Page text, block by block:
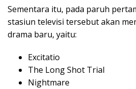
Sementara itu, pada paruh
stasiun televisi tersebut akan
drama baru, yaitu:
Excitatio
The Long Shot Trial
Nightmare